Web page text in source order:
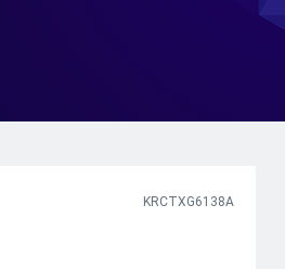
KRCTXG6138A